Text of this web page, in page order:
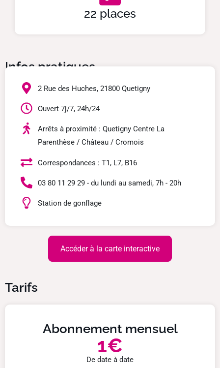
22 places
Infos pratiques
2 Rue des Huches, 21800 Quetigny
Ouvert 7j/7, 24h/24
Arrêts à proximité : Quetigny Centre La
Parenthèse / Château / Cromois
Correspondances : T1, L7, B16
03 80 11 29 29 - du lundi au samedi, 7h - 20h
Station de gonflage
Accéder à la carte interactive
Tarifs
Abonnement mensuel
1€
De date à date